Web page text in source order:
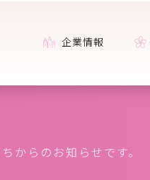
企業情報
からのお知らせです。